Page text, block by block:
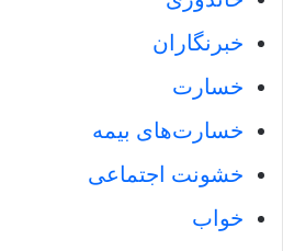
خبرنگاران
خسارت
خسارت‌‌های بیمه
خشونت اجتماعی
خواب